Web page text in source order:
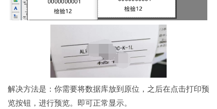
解决方法是：你需要将数据库放到原位，之后在点击打印预
览按钮，进行预览。即可正常显示。